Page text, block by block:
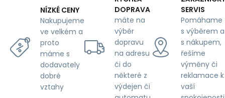
NÍZKÉ CENY
Nakupujeme
ve velkém a
proto
máme s
dodavately
dobré
vztahy
DOPRAVA
máte na
výběr
dopravu
na adresu
či do
některé z
výdejen či
SERVIS
Pomáhame
s výběrem a
s nákupem,
řešíme
výměny či
reklamace k
vaší